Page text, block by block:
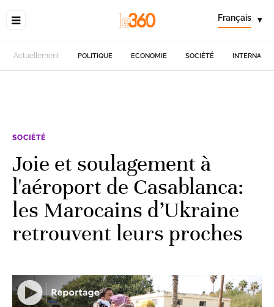
Français ▾
Actuellement POLITIQUE ECONOMIE SOCIÉTÉ
SOCIÉTÉ
Joie et soulagement à
l'aéroport de Casablanca:
les Marocains d’Ukraine
retrouvent leurs proches